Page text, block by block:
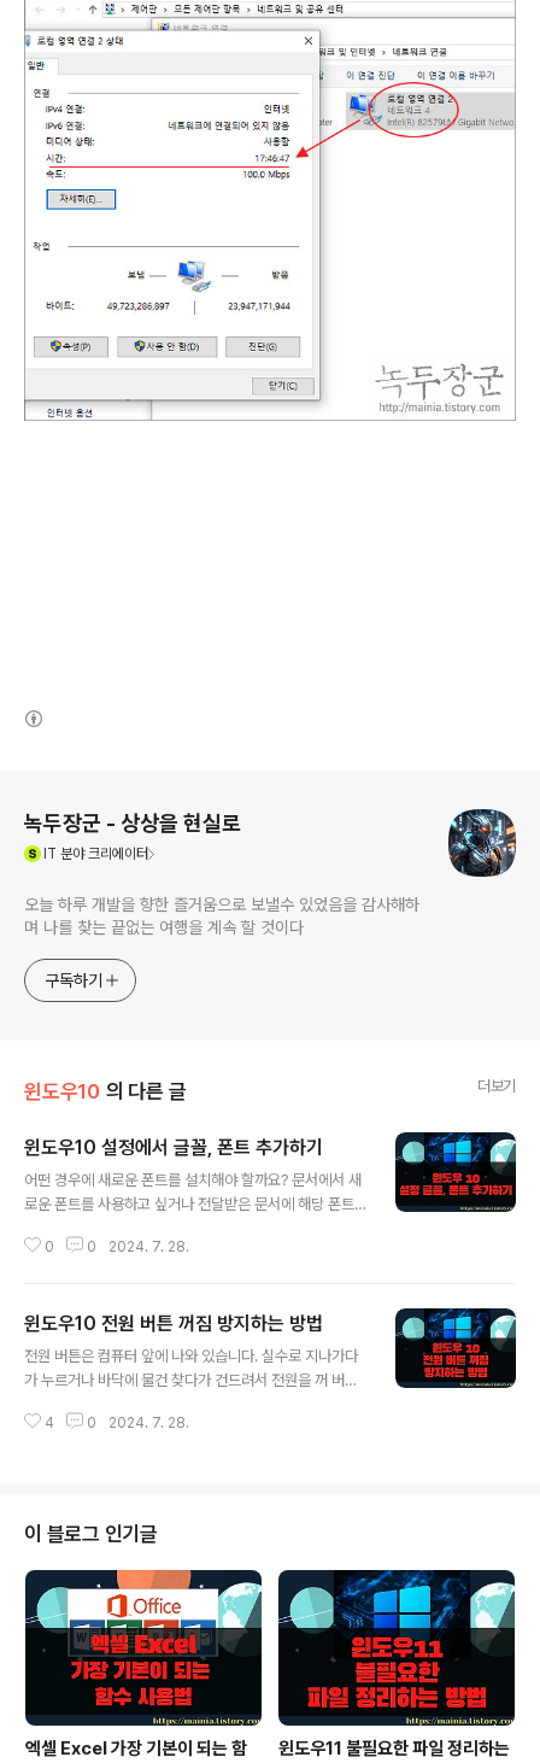
녹두장군 - 상상을 현실로
IT 분야 크리에이터
오늘 하루 개발을 향한 즐거움으로 보낼수 있었음을 감사해하
며 나를 찾는 끝없는 여행을 계속 할 것이다
구독하기
윈도우10 의 다른 글 더보기
윈도우10 설정에서 글꼴, 폰트 추가하기
어떤 경우에 새로운 폰트를 설치해야 할까요? 문서에서 새
로운 폰트를 사용하고 싶거나 전달받은 문서에 해당 폰트
본인이 사용하는 컴퓨터에 무조건 설치되어 있어야 합니
트 선택 목록에서 볼 수 있습니다. 오늘은 윈도우10 글꼴
설정 화면에서 폰트를 추가하는 방법에 대해 알아보겠습니
다. ▼ 아래 사이트처럼 무료 폰트 나눔 사이트가 있습니
s://www.sandollcloud.com/freefonts ▼ 압축을 풀
0 0 2024. 7. 28.
윈도우10 전원 버튼 꺼짐 방지하는 방법
전원 버튼은 컴퓨터 앞에 나와 있습니다. 실수로 지나가다
가 누르거나 바닥에 물건 찾다가 건드려서 전원을 꺼 버린
하지 않은 작업을 남겨 두는 경우가 많기 때문에 갑자기 전
그 중 하나가 컴퓨터 앞쪽에 나와 있는 전원 단추와 관련된
동작 제어 옵션입니다. 이것을 “시스템 종료” 에서 “아무것
도 안 함” 으로 변경하는 것입니다. ▼ 윈도우 설정 화면에
서 시스템 메뉴를 클릭합니다. ▼ 시스템 화면에서 왼쪽
사이드에 “전원 및 절전” 을 선택합니다. “전원 및 절전”
에 “관련 설정”..
4 0 2024. 7. 28.
이 블로그 인기글
엑셀 Excel 가장 기본이 되는 함
윈도우11 불필요한 파일 정리하는